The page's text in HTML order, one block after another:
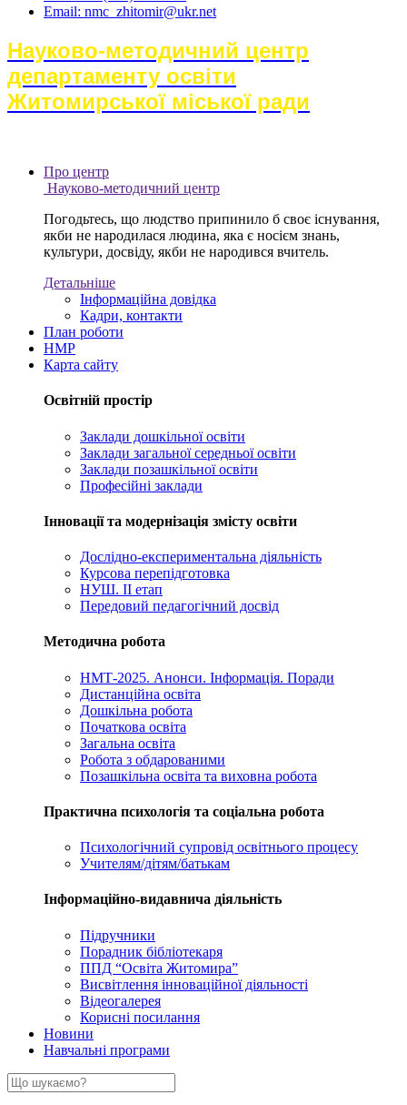
Email: nmc_zhitomir@ukr.net
Науково-методичний центр
департаменту освіти
Житомирської міської ради
Про центр
Науково-методичний центр
Погодьтесь, що людство припинило б своє існування,
якби не народилася людина, яка є носієм знань,
культури, досвіду, якби не народився вчитель.
Детальніше
Інформаційна довідка
Кадри, контакти
План роботи
НМР
Карта сайту
Освітній простір
Заклади дошкільної освіти
Заклади загальної середньої освіти
Заклади позашкільної освіти
Професійні заклади
Інновації та модернізація змісту освіти
Дослідно-експериментальна діяльність
Курсова перепідготовка
НУШ. ІІ етап
Передовий педагогічний досвід
Методична робота
НМТ-2025. Анонси. Інформація. Поради
Дистанційна освіта
Дошкільна робота
Початкова освіта
Загальна освіта
Робота з обдарованими
Позашкільна освіта та виховна робота
Практична психологія та соціальна робота
Психологічний супровід освітнього процесу
Учителям/дітям/батькам
Інформаційно-видавнича діяльність
Підручники
Порадник бібліотекаря
ППД “Освіта Житомира”
Висвітлення інноваційної діяльності
Відеогалерея
Корисні посилання
Новини
Навчальні програми